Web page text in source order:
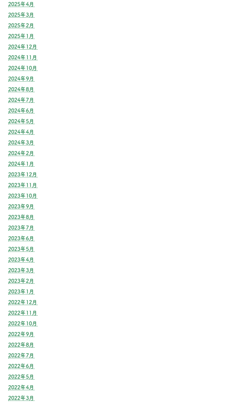
2025年4月
2025年3月
2025年2月
2025年1月
2024年12月
2024年11月
2024年10月
2024年9月
2024年8月
2024年7月
2024年6月
2024年5月
2024年4月
2024年3月
2024年2月
2024年1月
2023年12月
2023年11月
2023年10月
2023年9月
2023年8月
2023年7月
2023年6月
2023年5月
2023年4月
2023年3月
2023年2月
2023年1月
2022年12月
2022年11月
2022年10月
2022年9月
2022年8月
2022年7月
2022年6月
2022年5月
2022年4月
2022年3月